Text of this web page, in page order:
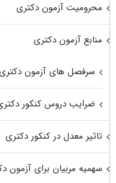
محرومیت آزمون دکتری
منابع آزمون دکتری
سرفصل های آزمون دکتری
ضرایب دروس کنکور
تاثیر معدل در کنکور دکتری
سهمیه مربیان برای آزمون